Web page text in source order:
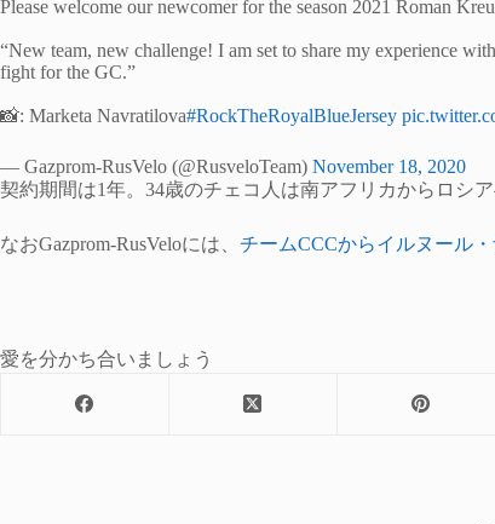
Please welcome our newcomer for the season 2021 Roman
“New team, new challenge! I am set to share my experience
fight for the GC.”
📸: Marketa Navratilova#RockTheRoyalBlueJersey
— Gazprom-RusVelo (@RusveloTeam) November 18, 2020
契約期間は1年。34歳のチェコ人は南アフリカからロシ
なおGazprom-RusVeloには、 チームCCCからイルヌール
愛を分かち合いましょう